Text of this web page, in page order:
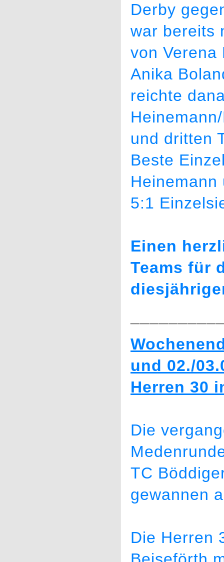
Derby
war bereits
von Verena
Anika
reichte
und dritten
Beste
5:1
Einen
Teams für
und 02./
Herren 30
Die
TC
gewannen
Die Herren